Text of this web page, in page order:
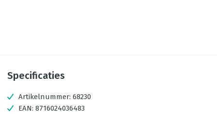
Specificaties
Artikelnummer: 68230
EAN: 8716024036483